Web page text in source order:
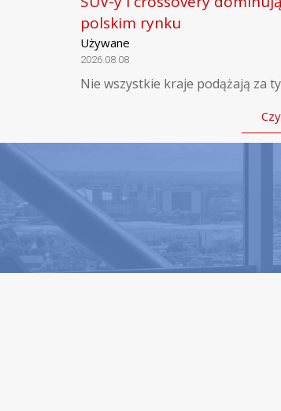
polskim rynku
Używane
2026.08.08
Nie wszystkie kraje podążają za